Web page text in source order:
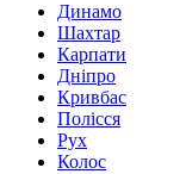
Динамо
Шахтар
Карпати
Дніпро
Кривбас
Полісся
Рух
Колос